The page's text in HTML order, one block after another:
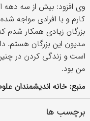
وی افزود: بیش از سه دهه
کارم و با افرادی مواجه
بزرگان زیادی همکار
مدیون این بزرگان هستم.
است و زندگی کردن در
من بود.
منبع: خانه اندیشمندان
برچسب ها